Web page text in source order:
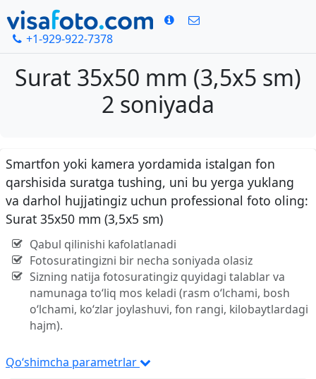
+1-929-922-7378
Surat 35x50 mm (3,5x5 sm)
2 soniyada
Smartfon yoki kamera yordamida istalgan fon
qarshisida suratga tushing, uni bu yerga yuklang
va darhol hujjatingiz uchun professional foto oling:
Surat 35x50 mm (3,5x5 sm)
Qabul qilinishi kafolatlanadi
Fotosuratingizni bir necha soniyada olasiz
Sizning natija fotosuratingiz quyidagi talablar va
namunaga to‘liq mos keladi (rasm o‘lchami, bosh
o‘lchami, ko‘zlar joylashuvi, fon rangi, kilobaytlardagi
hajm).
Qo‘shimcha parametrlar